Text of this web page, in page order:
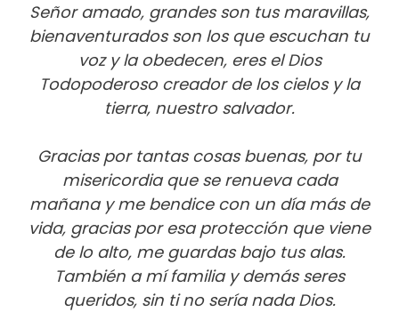
Señor amado, grandes son tus maravillas,
bienaventurados son los que escuchan tu
voz y la obedecen, eres el Dios
Todopoderoso creador de los cielos y la
tierra, nuestro salvador.
Gracias por tantas cosas buenas, por tu
misericordia que se renueva cada
mañana y me bendice con un día más de
vida, gracias por esa protección que viene
de lo alto, me guardas bajo tus alas.
También a mí familia y demás seres
queridos, sin ti no sería nada Dios.